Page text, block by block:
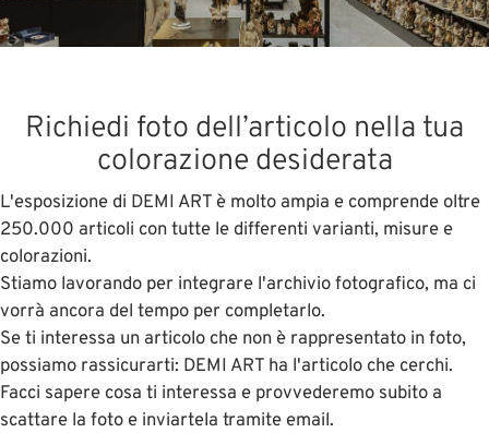
Richiedi foto dell’articolo nella tua
colorazione desiderata
L'esposizione di DEMI ART è molto ampia e comprende oltre
250.000 articoli con tutte le differenti varianti, misure e
colorazioni.
Stiamo lavorando per integrare l'archivio fotografico, ma ci
vorrà ancora del tempo per completarlo.
Se ti interessa un articolo che non è rappresentato in foto,
possiamo rassicurarti: DEMI ART ha l'articolo che cerchi.
Facci sapere cosa ti interessa e provvederemo subito a
scattare la foto e inviartela tramite email.